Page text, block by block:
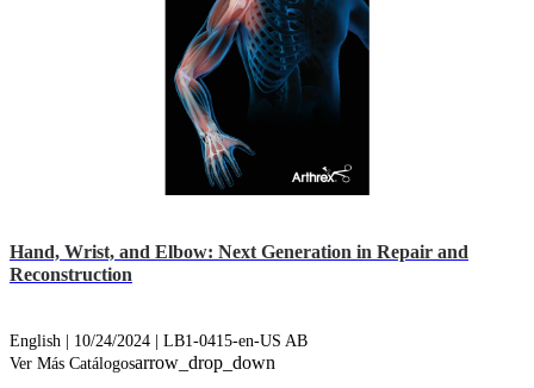
Hand, Wrist, and Elbow: Next Generation in Repair and
Reconstruction
English | 10/24/2024 | LB1-0415-en-US AB
Ver Más Catálogosarrow_drop_down